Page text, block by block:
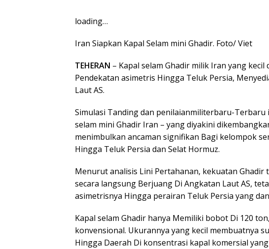
loading…
Iran Siapkan Kapal Selam mini Ghadir. Foto/ Viet
TEHERAN – Kapal selam Ghadir milik Iran yang
Pendekatan asimetris Hingga Teluk Persia,
Laut AS.
Simulasi Tanding dan penilaianmiliterbaru-
selam mini Ghadir Iran – yang diyakini
menimbulkan ancaman signifikan Bagi kelompok
Hingga Teluk Persia dan Selat Hormuz.
Menurut analisis Lini Pertahanan, kekuatan
secara langsung Berjuang Di Angkatan Laut AS,
asimetrisnya Hingga perairan Teluk Persia yang
Kapal selam Ghadir hanya Memiliki bobot Di 120
konvensional. Ukurannya yang kecil membuatnya
Hingga Daerah Di konsentrasi kapal komersial